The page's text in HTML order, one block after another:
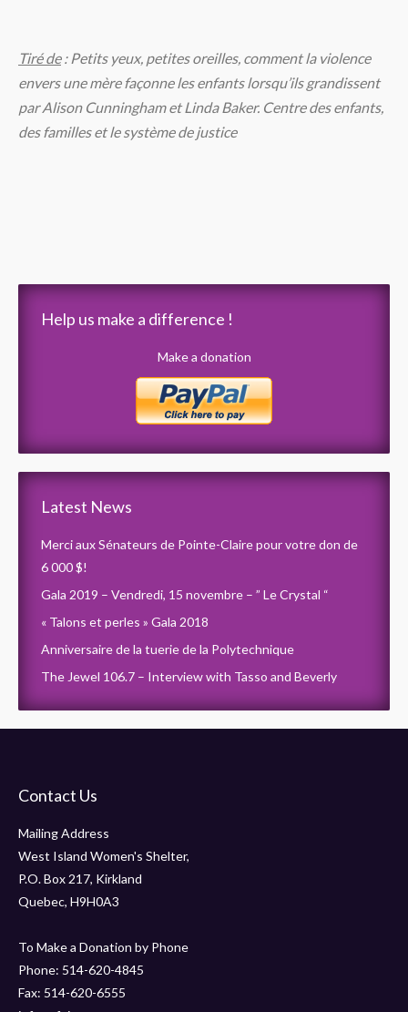
Tiré de: Petits yeux, petites oreilles, comment la violence
envers une mère façonne les enfants lorsqu’ilsgrandissent
par Alison Cunningham et Linda Baker. Centre des enfants,
des familles et le système de justice
Help us make a difference !
Make a donation
Latest News
Merci aux Sénateurs de Pointe-Claire pour votre don de
6 000 $!
Gala 2019 – Vendredi, 15 novembre – ” Le Crystal “
« Talons et perles » Gala 2018
Anniversaire de la tuerie de la Polytechnique
The Jewel 106.7 – Interview with Tasso and Beverly
Contact Us
Mailing Address
West Island Women's Shelter,
P.O. Box 217, Kirkland
Quebec, H9H0A3
To Make a Donation by Phone
Phone: 514-620-4845
Fax: 514-620-6555